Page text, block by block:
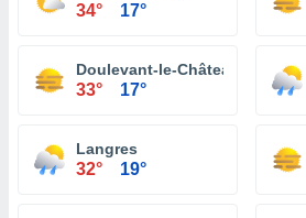
34° 17°
Doulevant-le-Château
33° 17°
Langres
32° 19°